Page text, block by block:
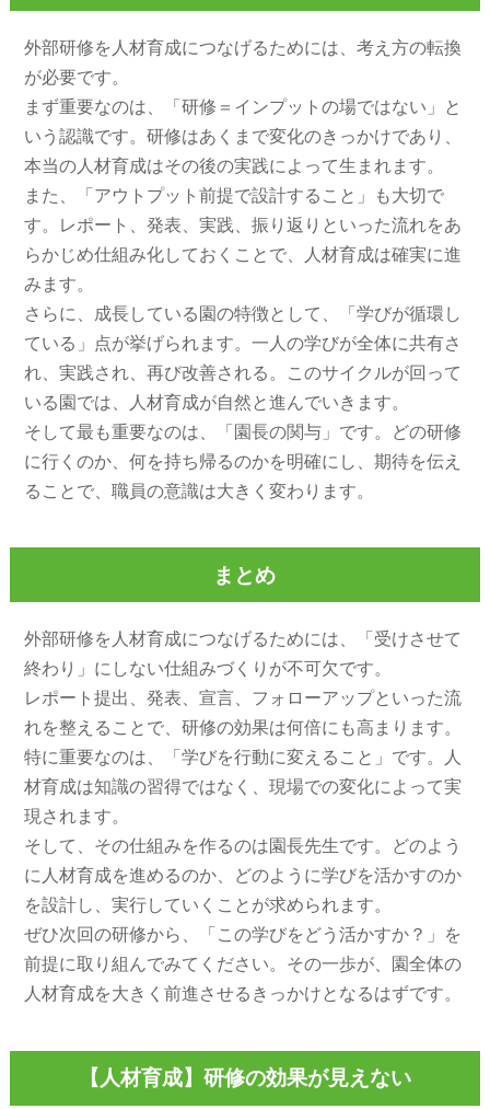
外部研修を人材育成につなげるためには、考え方の転換
が必要です。
まず重要なのは、「研修＝インプットの場ではない」と
いう認識です。研修はあくまで変化のきっかけであり、
本当の人材育成はその後の実践によって生まれます。
また、「アウトプット前提で設計すること」も大切で
す。レポート、発表、実践、振り返りといった流れをあ
らかじめ仕組み化しておくことで、人材育成は確実に進
みます。
さらに、成長している園の特徴として、「学びが循環し
ている」点が挙げられます。一人の学びが全体に共有さ
れ、実践され、再び改善される。このサイクルが回って
いる園では、人材育成が自然と進んでいきます。
そして最も重要なのは、「園長の関与」です。どの研修
に行くのか、何を持ち帰るのかを明確にし、期待を伝え
ることで、職員の意識は大きく変わります。
まとめ
外部研修を人材育成につなげるためには、「受けさせて
終わり」にしない仕組みづくりが不可欠です。
レポート提出、発表、宣言、フォローアップといった流
れを整えることで、研修の効果は何倍にも高まります。
特に重要なのは、「学びを行動に変えること」です。人
材育成は知識の習得ではなく、現場での変化によって実
現されます。
そして、その仕組みを作るのは園長先生です。どのよう
に人材育成を進めるのか、どのように学びを活かすのか
を設計し、実行していくことが求められます。
ぜひ次回の研修から、「この学びをどう活かすか？」を
前提に取り組んでみてください。その一歩が、園全体の
人材育成を大きく前進させるきっかけとなるはずです。
【人材育成】研修の効果が見えない